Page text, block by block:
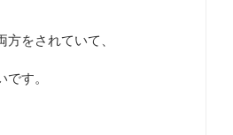
をされていて、
す。